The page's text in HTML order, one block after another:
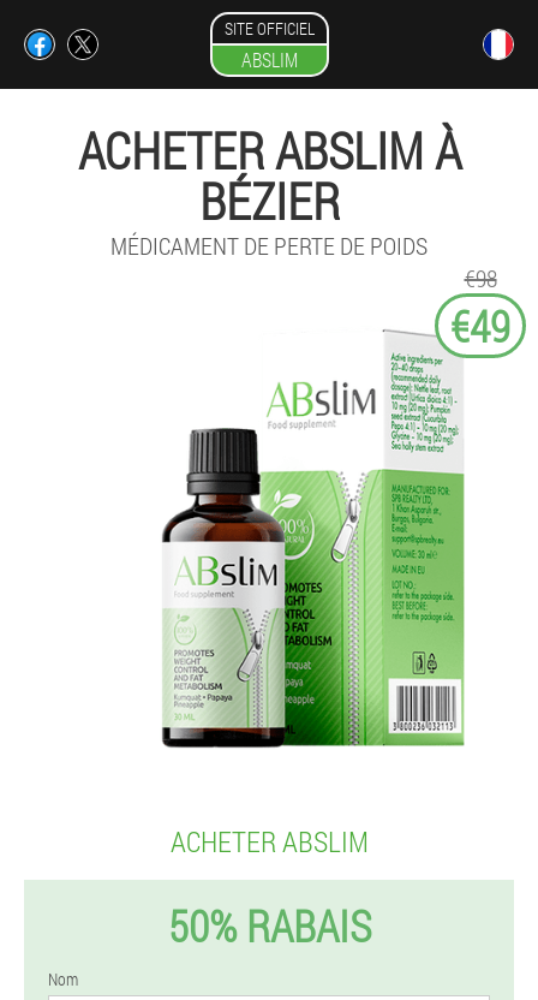
SITE OFFICIEL
ABSLIM
ACHETER ABSLIM À
BÉZIER
MÉDICAMENT DE PERTE DE POIDS
€98
€49
ACHETER ABSLIM
50% RABAIS
Nom